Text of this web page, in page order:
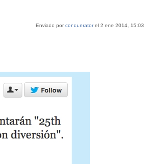
Enviado porconqueratorel 2 ene 2014, 15:03